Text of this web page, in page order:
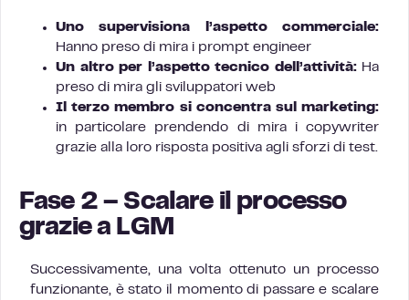
Uno supervisiona l’aspetto commerciale:
Hanno preso di mira i prompt engineer
Un altro per l’aspetto tecnico dell’attività:Ha
preso di mira gli sviluppatori web
Il terzo membro si concentra sul marketing:
in particolare prendendo di mira i copywriter
grazie alla loro risposta positiva agli sforzi di test.
Fase 2 – Scalare il processo
grazie a LGM
Successivamente, una volta ottenuto un processo
funzionante, è stato il momento di passare e scalare